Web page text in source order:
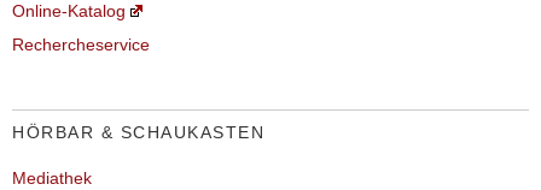
Online-Katalog
Rechercheservice
HÖRBAR & SCHAUKASTEN
Mediathek